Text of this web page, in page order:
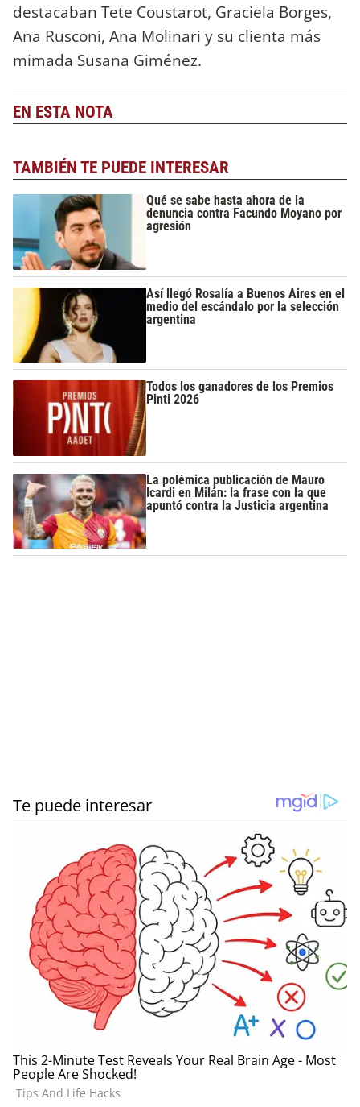
destacaban Tete Coustarot, Graciela Borges,
Ana Rusconi, Ana Molinari y su clienta más
mimada Susana Giménez.
EN ESTA NOTA
TAMBIÉN TE PUEDE INTERESAR
Qué se sabe hasta ahora de la
denuncia contra Facundo Moyano por
agresión
Así llegó Rosalía a Buenos Aires en el
medio del escándalo por la selección
argentina
Todos los ganadores de los Premios
Pinti 2026
La polémica publicación de Mauro
Icardi en Milán: la frase con la que
apuntó contra la Justicia argentina